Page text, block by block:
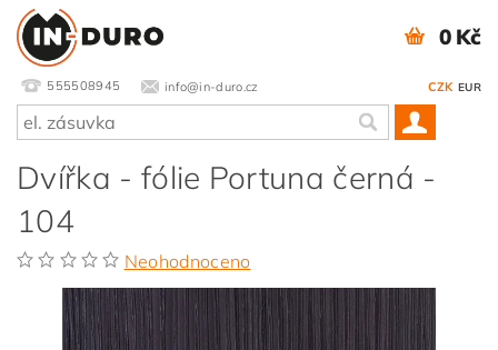
555508945 info@in-duro.cz CZK EUR
0 Kč
Dvířka - fólie Portuna černá -
104
Neohodnoceno